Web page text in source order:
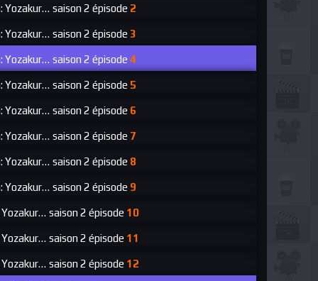
Yozakura Familysaison 2 épisode 2
Yozakura Familysaison 2 épisode 3
Yozakura Familysaison 2 épisode 4
Yozakura Familysaison 2 épisode 5
Yozakura Familysaison 2 épisode 6
Yozakura Familysaison 2 épisode 7
Yozakura Familysaison 2 épisode 8
Yozakura Familysaison 2 épisode 9
Family
saison 2 épisode 10
Family
saison 2 épisode 11
Family
saison 2 épisode 12